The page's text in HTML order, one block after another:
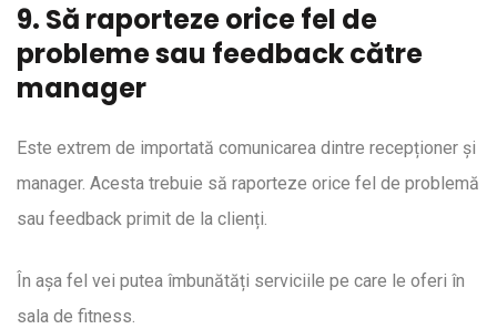
9. Să raporteze orice fel de
probleme sau feedback către
manager
Este extrem de importată comunicarea dintre recepționer și
manager. Acesta trebuie să raporteze orice fel de problemă
sau feedback primit de la clienți.
În așa fel vei putea îmbunătăți serviciile pe care le oferi în
sala de fitness.